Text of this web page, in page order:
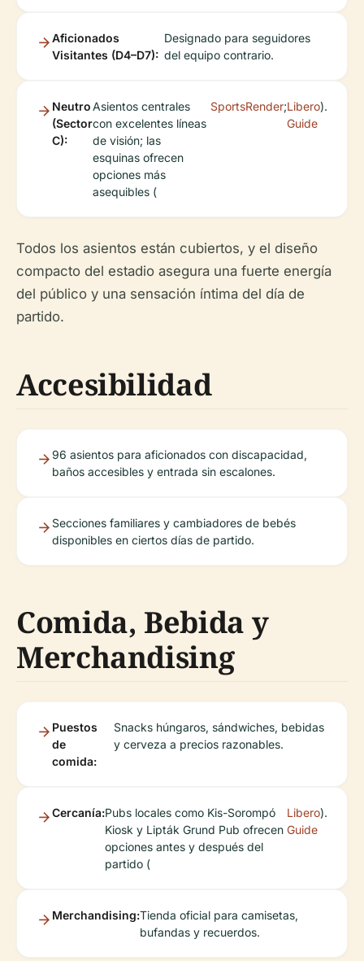
Aficionados
Visitantes (D4–D7):
Designado para seguidores
del equipo contrario.
Neutro
(Sector
C):
Asientos centrales
con excelentes líneas
de visión; las
esquinas ofrecen
opciones más
asequibles (
SportsRender;Libero
Guide
).
Todos los asientos están cubiertos, y el diseño
compacto del estadio asegura una fuerte energía
del público y una sensación íntima del día de
partido.
Accesibilidad
96 asientos para aficionados con discapacidad,
baños accesibles y entrada sin escalones.
Secciones familiares y cambiadores de bebés
disponibles en ciertos días de partido.
Comida, Bebida y
Merchandising
Puestos
de
comida:
Snacks húngaros, sándwiches, bebidas
y cerveza a precios razonables.
Cercanía:Pubs locales como Kis-Sorompó
Kiosk y Lipták Grund Pub ofrecen
opciones antes y después del
partido (
Libero
Guide
).
Merchandising:Tienda oficial para camisetas,
bufandas y recuerdos.